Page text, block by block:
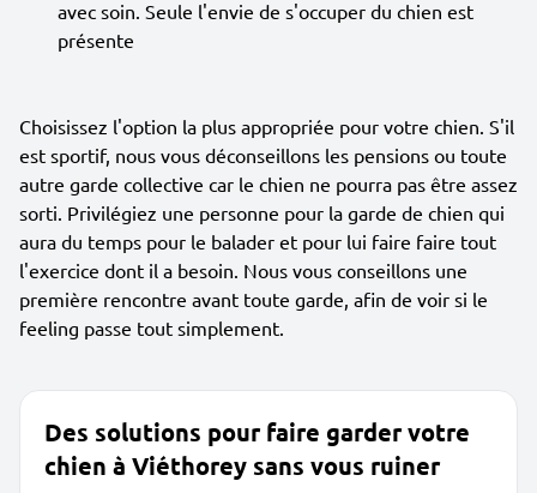
avec soin. Seule l'envie de s'occuper du chien est
présente
Choisissez l'option la plus appropriée pour votre chien. S'il
est sportif, nous vous déconseillons les pensions ou toute
autre garde collective car le chien ne pourra pas être assez
sorti. Privilégiez une personne pour la garde de chien qui
aura du temps pour le balader et pour lui faire faire tout
l'exercice dont il a besoin. Nous vous conseillons une
première rencontre avant toute garde, afin de voir si le
feeling passe tout simplement.
Des solutions pour faire garder votre
chien à Viéthorey sans vous ruiner